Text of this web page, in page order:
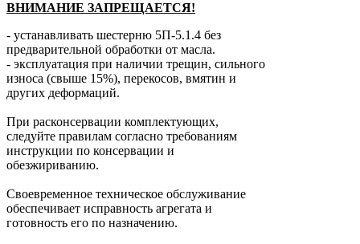
ВНИМАНИЕ ЗАПРЕЩАЕТСЯ!
- устанавливать шестерню 5П-5.1.4 без
предварительной обработки от масла.
- эксплуатация при наличии трещин, сильного
износа (свыше 15%), перекосов, вмятин и
других деформаций.
При расконсервации комплектующих,
следуйте правилам согласно требованиям
инструкции по консервации и
обезжириванию.
Своевременное техническое обслуживание
обеспечивает исправность агрегата и
готовность его по назначению.